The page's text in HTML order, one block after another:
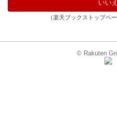
いいえ
（楽天ブックストップペ
© Rakuten